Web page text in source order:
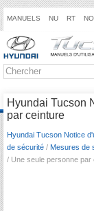
MANUELS NU RT
Hyundai Tucson
par ceinture
Hyundai Tucson Notice
de sécurité / Mesures de
/ Une seule personne par